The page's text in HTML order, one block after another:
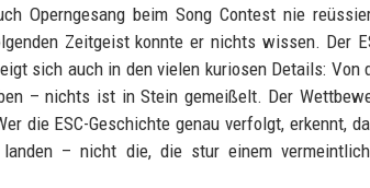
Operngesang beim Song Contest nie
Zeitgeist konnte er nichts wissen. Der
sich auch in den vielen kuriosen Details: Von
– nichts ist in Stein gemeißelt. Der
die ESC-Geschichte genau verfolgt, erkennt,
– nicht die, die stur einem